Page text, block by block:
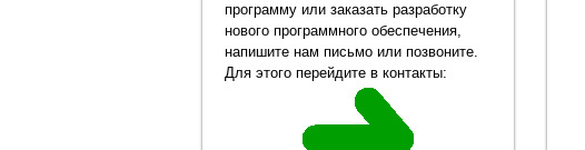
программу или заказать разработку
нового программного обеспечения,
напишите нам письмо или позвоните.
Для этого перейдите в контакты: